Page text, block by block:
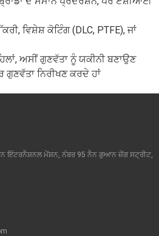
ਵਿਸ਼ੇਸ਼ ਕੋਟਿੰਗ (DLC, PTFE), ਜਾਂ
ਅਸੀਂ ਗੁਣਵੱਤਾ ਨੂੰ ਯਕੀਨੀ ਬਣਾਉਣ
ਨਿਰੀਖਣ ਕਰਦੇ ਹਾਂ
ਇੰਟਰਨੈਸ਼ਨਲ ਮੇਂਸ਼ਨ, ਨੰਬਰ 95 ਨੈਨ ਗੁਆਨ ਜ਼ੇਂਗ ਸਟ੍ਰੀਟ,